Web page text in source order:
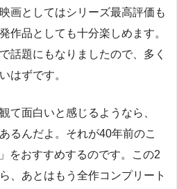
画としてはシリーズ最高評価も
作品としても十分楽しめます。
話題にもなりましたので、多く
はずです。
て面白いと感じるようなら、
るんだよ。それが40年前のこ
をおすすめするのです。この2
、あとはもう全作コンプリート